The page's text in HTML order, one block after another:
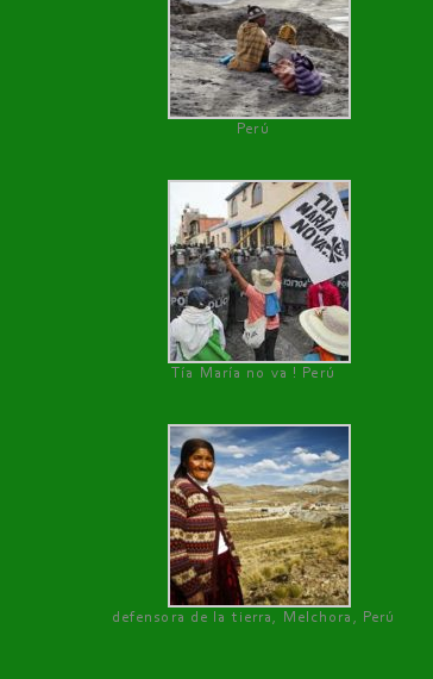
Perú
Tía María no va ! Perú
defensora de la tierra, Melchora, Perú